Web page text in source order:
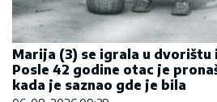
Marija (3) se igrala u dvorištu
Posle 42 godine otac je
kada je saznao gde je bila